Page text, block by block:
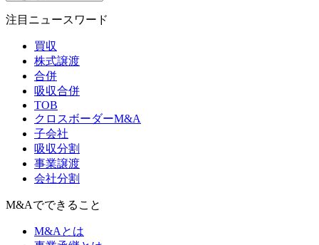
注目ニュースワード
買収
株式譲渡
合併
吸収合併
TOB
クロスボーダーM&A
子会社
吸収分割
事業譲渡
会社分割
M&Aでできること
M&Aとは